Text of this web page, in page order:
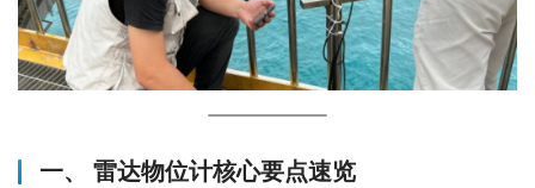
一、 雷达物位计核心要点速览